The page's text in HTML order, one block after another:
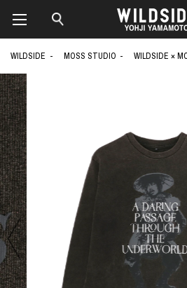
WILDSIDE MOSS STUDIO WILDSIDE ×